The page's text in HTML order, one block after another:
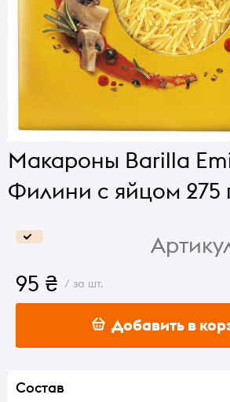
Макароны Barilla
Филини с яйцом 275
95 ₴ / за шт.
Добавить в
Состав